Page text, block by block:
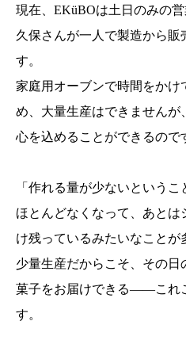
現在、EKüBOは土日のみの営
久保さんが一人で製造から販
す。
家庭用オーブンで時間をかけ
め、大量生産はできませんが
心を込めることができるので
「作れる量が少ないという
ほとんどなくなって、あと
け残っているみたいなことが
少量生産だからこそ、その
菓子をお届けできる――これ
す。